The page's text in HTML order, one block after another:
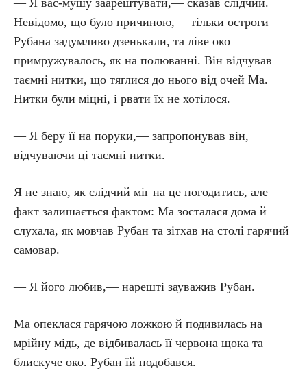
— Я вас-мушу заарештувати,— сказав слідчий.
Невідомо, що було причиною,— тільки остроги
Рубана задумливо дзенькали, та ліве око
примружувалось, як на полюванні. Він відчував
таємні нитки, що тяглися до нього від очей Ма.
Нитки були міцні, і рвати їх не хотілося.
— Я беру її на поруки,— запропонував він,
відчуваючи ці таємні нитки.
Я не знаю, як слідчий міг на це погодитись, але
факт залишається фактом: Ма зосталася дома й
слухала, як мовчав Рубан та зітхав на столі гарячий
самовар.
— Я його любив,— нарешті зауважив Рубан.
Ма опеклася гарячою ложкою й подивилась на
мрійну мідь, де відбивалась її червона щока та
блискуче око. Рубан їй подобався.